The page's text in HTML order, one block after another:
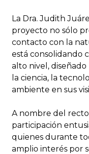
La Dra. Judith
proyecto no sólo
contacto con la
está consolidando
alto nivel,
la ciencia, la
ambiente en sus
A nombre del
participación
quienes durante
amplio interés por